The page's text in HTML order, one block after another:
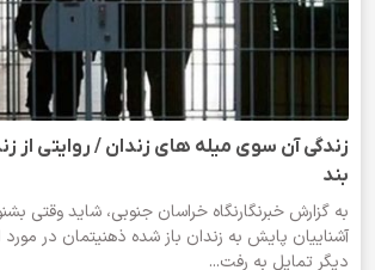
زندگی آن سوی میله های زندان / روایتی از
بند
به گزارش خبرنگارنگاه خراسان جنوبی، شاید وقتی
آشناییان پایش به زندان باز شده ذهنیتمان در مورد
دیگر تمایل به رفت...